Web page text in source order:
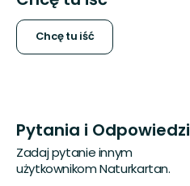
Chcę tu iść
Pytania i Odpowiedzi
Zadaj pytanie innym
użytkownikom Naturkartan.